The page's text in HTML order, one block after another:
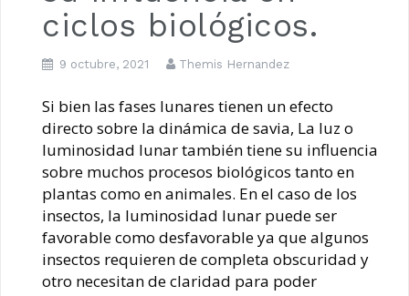
ciclos biológicos.
9 octubre, 2021 Themis Hernandez
Si bien las fases lunares tienen un efecto
directo sobre la dinámica de savia, La luz o
luminosidad lunar también tiene su influencia
sobre muchos procesos biológicos tanto en
plantas como en animales. En el caso de los
insectos, la luminosidad lunar puede ser
favorable como desfavorable ya que algunos
insectos requieren de completa obscuridad y
otro necesitan de claridad para poder